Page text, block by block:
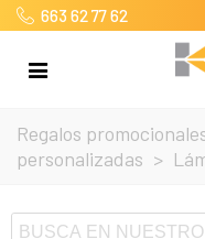
663 62 77 62
Regalos
personalizadas >